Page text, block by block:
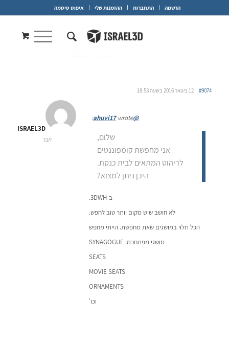
הרשמה התחברות ההזמנות שלי איפוס סיסמה
12 בינואר 2016 בשעה 18:53 #9074
ISRAEL3D
חבר
@ahuvi17
wrote:
שלום,
אני מחפשת קומפוננטים
לריהוט המתאים לבית כנסת.
היכן ניתן למצוא?
ב-3DWH.
לא חושב שיש מקום יותר טוב לחפש.
הכל תלוי במושגים שאת מחפשת. הייתי מחפש
מושגי מפתחכמו SYNAGOGUE
SEATS
MOVIE SEATS
ORNAMENTS
וכו'